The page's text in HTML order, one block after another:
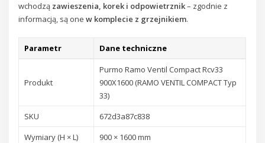
wchodzą zawieszenia, korek i odpowietrznik– zgodnie z
informacją, są onew komplecie z grzejnikiem.
Parametr Dane techniczne
Produkt
Purmo Ramo Ventil Compact Rcv33
900X1600 (RAMO VENTIL COMPACT Typ
33)
SKU
672d3a87c838
Wymiary (H × L)
900 × 1600 mm